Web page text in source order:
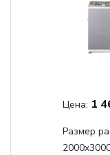
Цена: 1
Размер